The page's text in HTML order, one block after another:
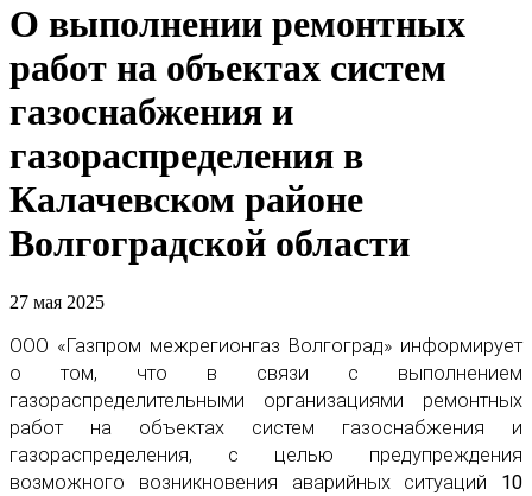
О выполнении ремонтных
работ на объектах систем
газоснабжения и
газораспределения в
Калачевском районе
Волгоградской области
27 мая 2025
ООО «Газпром межрегионгаз Волгоград» информирует
о том, что в связи с выполнением
газораспределительными организациями ремонтных
работ на объектах систем газоснабжения и
газораспределения, с целью предупреждения
возможного возникновения аварийных ситуаций 10